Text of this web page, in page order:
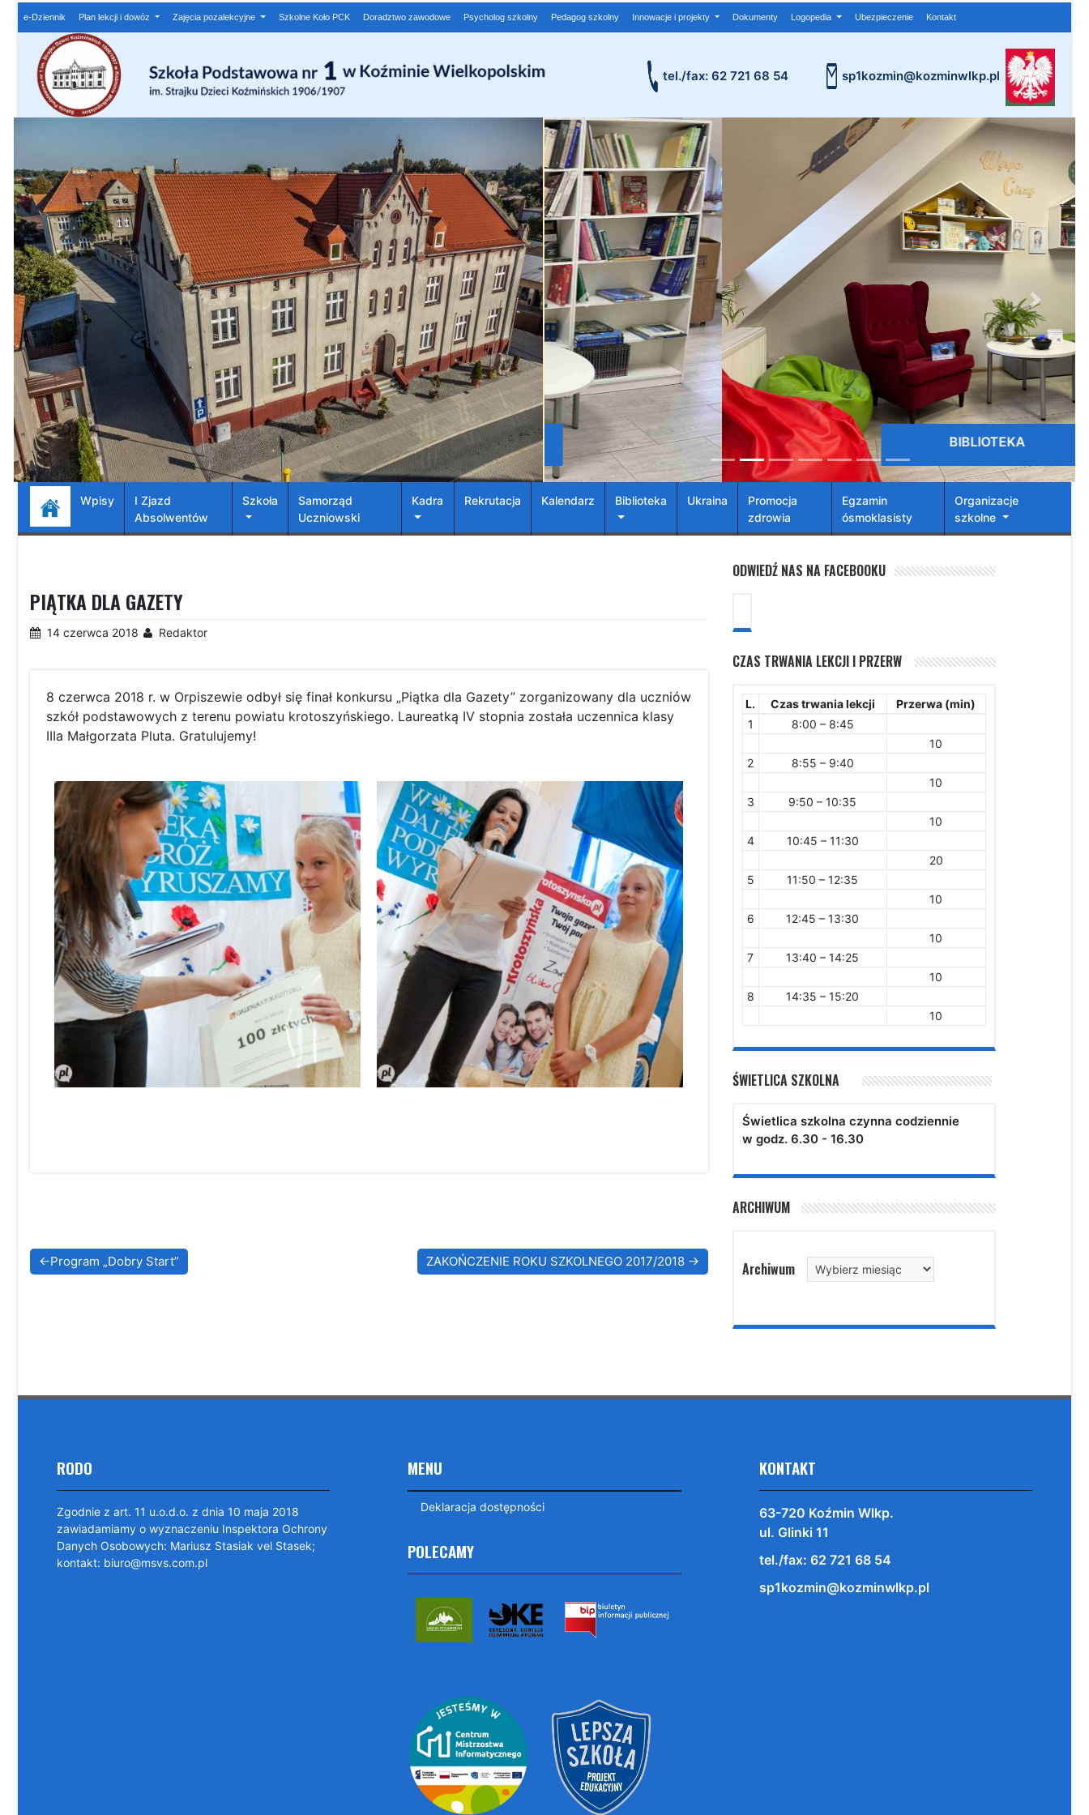
e-Dziennik Plan lekcji i dowóz Zajęcia pozalekcyjne Szkolne Koło PCK Doradztwo zawodowe Psycholog szkolny Pedagog szkolny Innowacje i projekty Dokumenty Logopedia Ubezpieczenie Kontakt
tel./fax: 62 721 68 54 sp1kozmin@kozminwlkp.pl
BIBLIOTEKA
Wpisy
I Zjazd
Absolwentów
Szkoła
Samorząd
Uczniowski
Kadra Rekrutacja Kalendarz Biblioteka Ukraina
Promocja
zdrowia
Egzamin
ósmoklasisty
Organizacje
szkolne
PIĄTKA DLA GAZETY
14 czerwca 2018 Redaktor
8 czerwca 2018 r. w Orpiszewie odbył się finał konkursu „Piątka dla Gazety” zorganizowany dla uczniów
szkół podstawowych z terenu powiatu krotoszyńskiego. Laureatką IV stopnia została uczennica klasy
IIIa Małgorzata Pluta. Gratulujemy!
Nawigacja
wpisu
Program „Dobry Start” ZAKOŃCZENIE ROKU SZKOLNEGO 2017/2018
ODWIEDŹ NAS NA FACEBOOKU
CZAS TRWANIA LEKCJI I PRZERW
L. Czas trwania lekcji
Przerwa (min)
1
8:00 – 8:45
10
2
8:55 – 9:40
10
3
9:50 – 10:35
10
4
10:45 – 11:30
20
5
11:50 – 12:35
10
6
12:45 – 13:30
10
7
13:40 – 14:25
10
8
14:35 – 15:20
10
ŚWIETLICA SZKOLNA
Świetlica szkolna czynna codziennie
w godz. 6.30 - 16.30
ARCHIWUM
Archiwum
RODO
Zgodnie z art. 11 u.o.d.o. z dnia 10 maja 2018
zawiadamiamy o wyznaczeniu Inspektora Ochrony
Danych Osobowych: Mariusz Stasiak vel Stasek;
kontakt: biuro@msvs.com.pl
MENU
Deklaracja dostępności
POLECAMY
KONTAKT
63-720 Koźmin Wlkp.
ul. Glinki 11
tel./fax: 62 721 68 54
sp1kozmin@kozminwlkp.pl